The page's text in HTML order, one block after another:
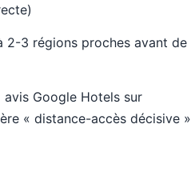
2-3 régions proches avant de
avis Google Hotels sur
« distance-accès décisive »